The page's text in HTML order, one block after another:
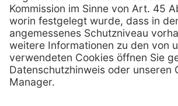
Röhrenwerke GmbH oder von TPS-Technitube
geschützter Warenzeichen, insbesondere die
Piraterieprodukten oder die Bewerbung
Verbindung mit der Marke TPS-Technitube
wird gerichtlich verfolgt.
Verlinkungen auf den Inhalt dieser Seiten sind